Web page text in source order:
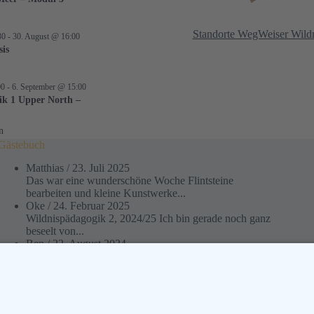
- 30. August @ 16:00
- 6. September @ 15:00
1 Upper North –
Standorte WegWeiser
Matthias/ 23. Juli 2025
Das war eine wunderschöne Woche Flintsteine
bearbeiten und kleine Kunstwerke...
Oke/ 24. Februar 2025
Wildnispädagogik 2, 2024/25 Ich bin gerade noch ganz
beseelt von...
Ben/22. August 2024